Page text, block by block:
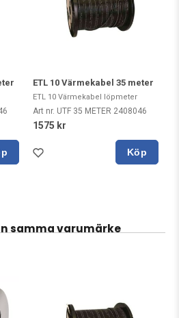
ETL 10 Värmekabel 35 meter
ETL 10 Värmekabel löpmeter
Art nr. UTF 35 METER 2408046
1575 kr
Köp
samma varumärke